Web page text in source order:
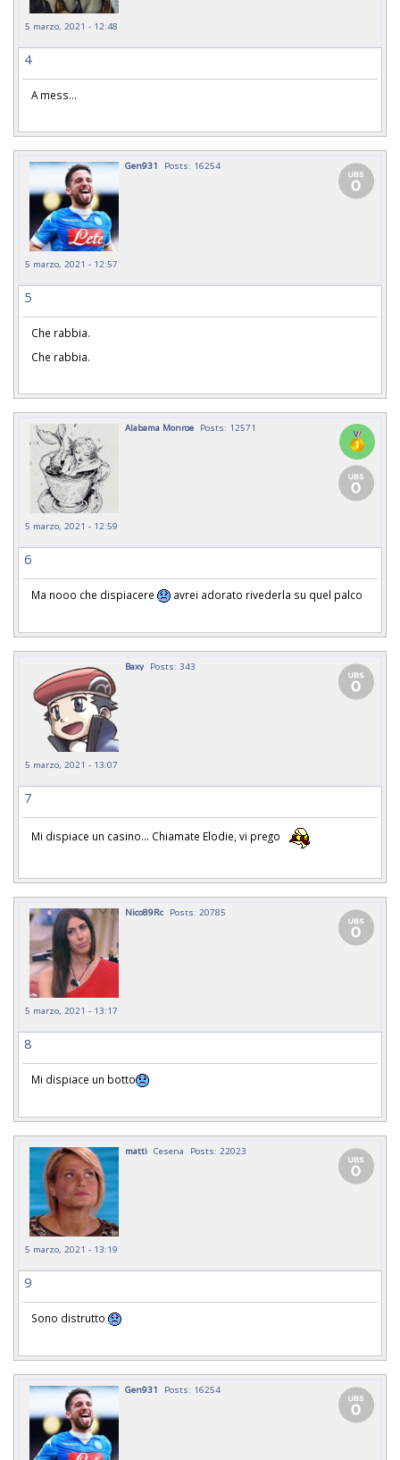
5 marzo, 2021 - 12:48
4
A mess...
Gen931 Posts: 16254
5 marzo, 2021 - 12:57
5
Che rabbia.
Che rabbia.
Alabama Monroe Posts: 12571
5 marzo, 2021 - 12:59
6
Ma nooo che dispiacere avrei adorato rivederla su quel palco
Baxy Posts: 343
5 marzo, 2021 - 13:07
7
Mi dispiace un casino... Chiamate Elodie, vi prego
Nico89Rc Posts: 20785
5 marzo, 2021 - 13:17
8
Mi dispiace un botto
matti Cesena Posts: 22023
5 marzo, 2021 - 13:19
9
Sono distrutto
Gen931 Posts: 16254